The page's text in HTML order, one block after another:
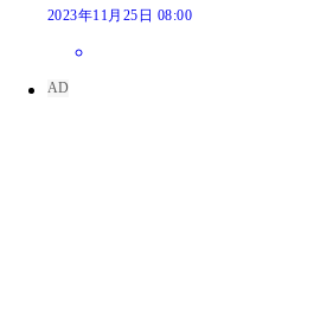
2023年11月25日 08:00